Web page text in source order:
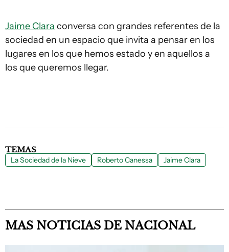
Jaime Clara conversa con grandes referentes de la
sociedad en un espacio que invita a pensar en los
lugares en los que hemos estado y en aquellos a
los que queremos llegar.
TEMAS
La Sociedad de la Nieve Roberto Canessa Jaime Clara
MAS NOTICIAS DE NACIONAL